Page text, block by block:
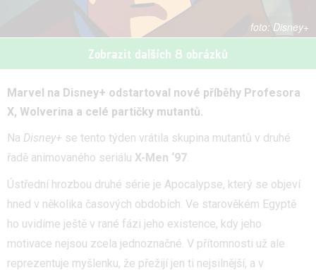
Disney+
Zobrazit dalších 8 obrázků
Marvel na Disney+ odstartoval nové příběhy Profesora
X, Wolverina a celé partičky mutantů.
Na Disney+ se tento týden vrátila skupina mutantů v druhé
řadě animovaného seriálu X-Men ‘97.
Ústřední hrozbou druhé série je Apocalypse, který se objeví
hned v několika časových obdobích. Ve starověkém Egyptě
ho uvidíme ještě v rané fázi jeho existence, kdy jeho
motivace nejsou zcela jednoznačné. V přítomnosti už ale
reprezentuje myšlenku, že přežijí jen ti nejsilnější, a v